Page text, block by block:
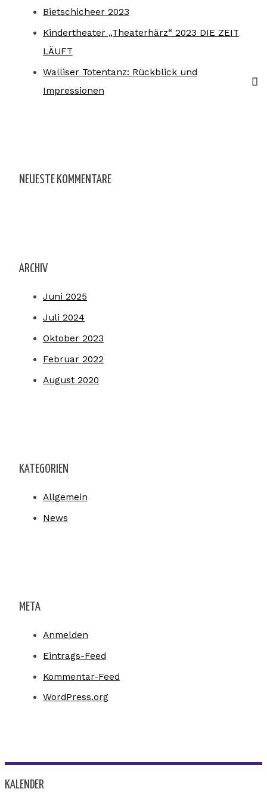
Bietschicheer 2023
Kindertheater „Theaterhärz“ 2023 DIE ZEIT
LÄUFT
Walliser Totentanz: Rückblick und
Impressionen
NEUESTE KOMMENTARE
ARCHIV
Juni 2025
Juli 2024
Oktober 2023
Februar 2022
August 2020
KATEGORIEN
Allgemein
News
META
Anmelden
Eintrags-Feed
Kommentar-Feed
WordPress.org
KALENDER